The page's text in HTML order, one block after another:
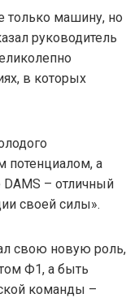
только машину, но
руководитель
в которых
потенциалом, а
– отличный
своей силы».
свою новую роль,
Ф1, а быть
команды –